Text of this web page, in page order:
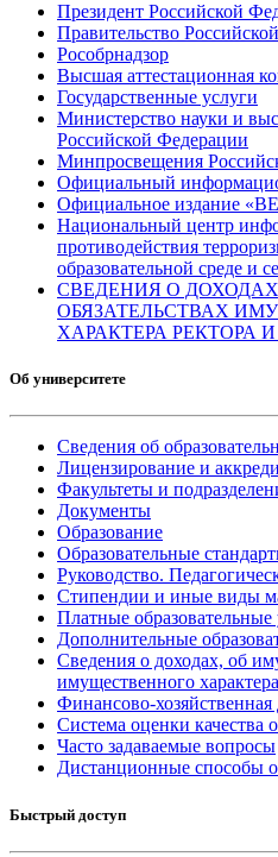
Президент Российской
Правительство
Рособрнадзор
Высшая аттестационная
Государственные услуги
Министерство науки и
Российской Федерации
Минпросвещения
Официальный
Официальное издание
Национальный центр
противодействия
образовательной среде и
СВЕДЕНИЯ О
ОБЯЗАТЕЛЬСТВАХ
ХАРАКТЕРА РЕКТОРА
Об университете
Сведения об
Лицензирование и
Факультеты и
Документы
Образование
Образовательные
Руководство.
Стипендии и иные виды
Платные образовательные
Дополнительные
Сведения о доходах, об
имущественного
Финансово-хозяйственная
Система оценки качества
Часто задаваемые вопросы
Дистанционные способы
Быстрый доступ